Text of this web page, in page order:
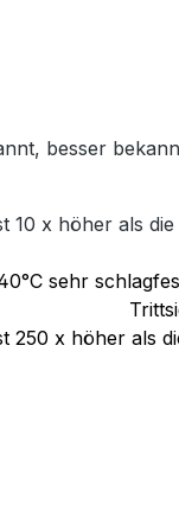
besser
10 x höher als
sehr
250 x höher als